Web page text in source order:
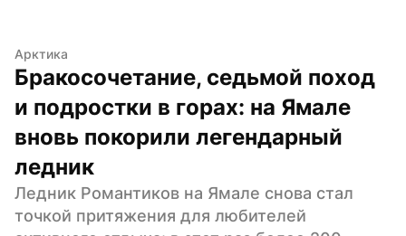
Арктика
Бракосочетание, седьмой поход
и подростки в горах: на Ямале
вновь покорили легендарный
ледник
Ледник Романтиков на Ямале снова стал
точкой притяжения для любителей